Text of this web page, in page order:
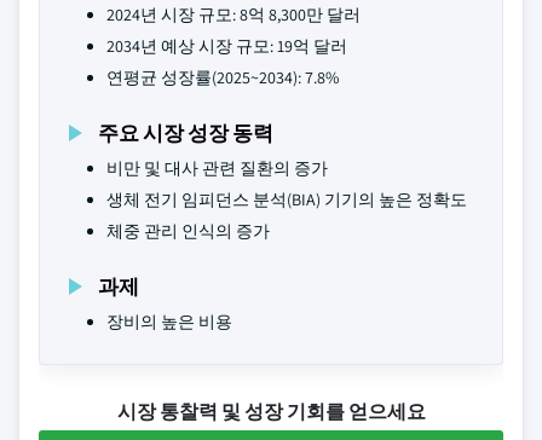
2024년 시장 규모: 8억 8,300만 달러
2034년 예상 시장 규모: 19억 달러
연평균 성장률(2025~2034): 7.8%
주요 시장 성장 동력
비만 및 대사 관련 질환의 증가
생체 전기 임피던스 분석(BIA) 기기의 높은 정확도
체중 관리 인식의 증가
과제
장비의 높은 비용
시장 통찰력 및 성장 기회를 얻으세요